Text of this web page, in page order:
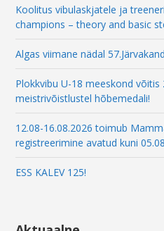
a
i
l
Koolitus vibulaskjatele ja
champions – theory and basic
Algas viimane nädal
Plokkvibu U-18 meeskond
meistrivõistlustel hõbemedali!
12.08-16.08.2026 toimub
registreerimine avatud kuni
ESS KALEV 125!